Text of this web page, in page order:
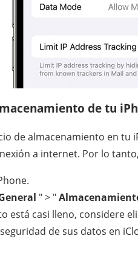
de tu
de almacenamiento en
a internet. Por lo
" > "
está casi lleno, considere
de sus datos en